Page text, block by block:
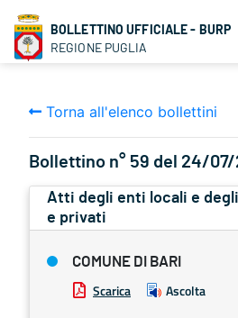
BOLLETTINO UFFICIALE - BURP
REGIONE PUGLIA
Torna all'elenco bollettini
Bollettino n° 59 del 24/
Atti degli enti locali e
e privati
COMUNE DI BARI
Scarica Ascolta